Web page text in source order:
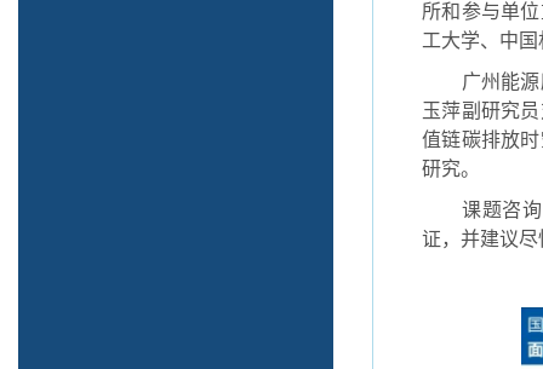
所和参与单
工大学、中
广州能
玉萍副研究
值链碳排放
研究。
课题咨
证，并建议